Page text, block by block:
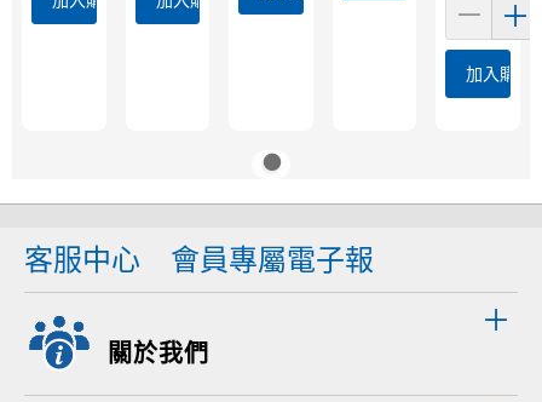
加入購物
客服中心 會員專屬電子報
關於我們